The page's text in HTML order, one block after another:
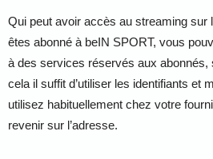
Qui peut avoir accès au streaming sur
êtes abonné à beIN SPORT, vous
à des services réservés aux abonnés,
cela il suffit d’utiliser les identifiants et
utilisez habituellement chez votre
revenir sur l’adresse.